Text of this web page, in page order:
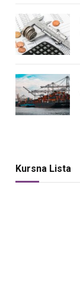
Kursna Lista